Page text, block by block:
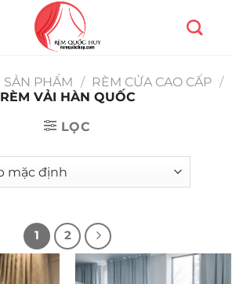
SẢN PHẨM / RÈM CỬA CAO CẤP /
RÈM VẢI HÀN QUỐC
LỌC
1 2